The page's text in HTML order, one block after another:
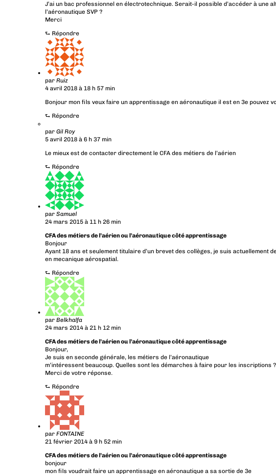
J’ai un bac professionnel en électrotechnique. Serait-il possible d’accéder à une
l’aéronautique SVP ?
Merci
⮑ Répondre
par Ruiz
4 avril 2018 à 18 h 57 min
Bonjour mon fils veux faire un apprentissage en aéronautique il est en 3e pouvez
⮑ Répondre
par Gil Roy
5 avril 2018 à 6 h 37 min
Le mieux est de contacter directement le CFA des métiers de l’aérien
⮑ Répondre
par Samuel
24 mars 2015 à 11 h 26 min
CFA des métiers de l’aérien ou l’aéronautique côté apprentissage
Bonjour
Ayant 18 ans et seulement titulaire d’un brevet des collèges, je suis actuellement
en mecanique aérospatial.
⮑ Répondre
par Belkhalfa
24 mars 2014 à 21 h 12 min
CFA des métiers de l’aérien ou l’aéronautique côté apprentissage
Bonjour,
Je suis en seconde générale, les métiers de l’aéronautique
m’intéressent beaucoup. Quelles sont les démarches à faire pour les inscriptions ?
Merci de votre réponse.
⮑ Répondre
par FONTAINE
21 février 2014 à 9 h 52 min
CFA des métiers de l’aérien ou l’aéronautique côté apprentissage
bonjour
mon fils voudrait faire un apprentissage en aéronautique a sa sortie de 3e